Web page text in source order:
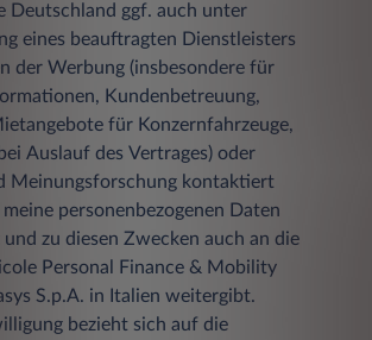
Deutschland ggf. auch unter
eines beauftragten Dienstleisters
der Werbung (insbesondere für
Kundenbetreuung,
für Konzernfahrzeuge,
Auslauf des Vertrages) oder
Meinungsforschung kontaktiert
personenbezogenen Daten
zu diesen Zwecken auch an die
Personal Finance & Mobility
S.p.A. in Italien weitergibt.
bezieht sich auf die